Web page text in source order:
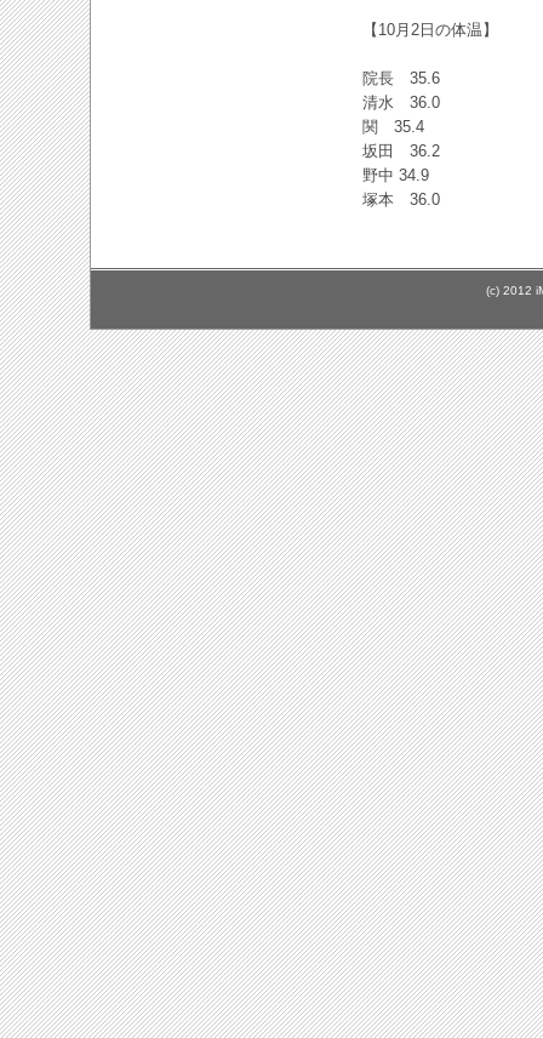
【10月2日の体温】
院長 35.6
清水 36.0
関 35.4
坂田 36.2
野中 34.9
塚本 36.0
(c) 2012